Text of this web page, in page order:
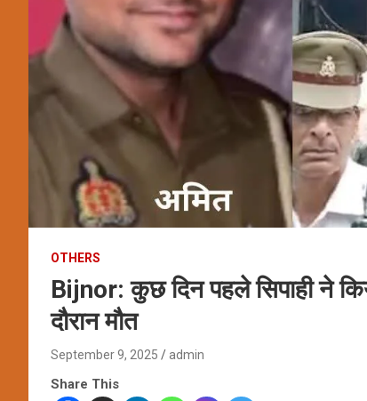
OTHERS
Bijnor: कुछ दिन पहले सिपाही ने
दौरान मौत
September 9, 2025 admin
Share This